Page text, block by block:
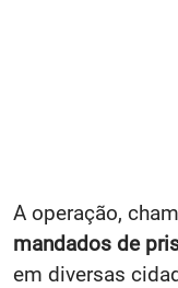
A operação,
mandados de
em diversas